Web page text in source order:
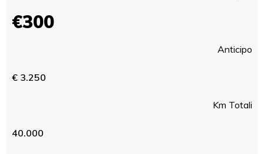
€300
Anticipo
€ 3.250
Km Totali
40.000